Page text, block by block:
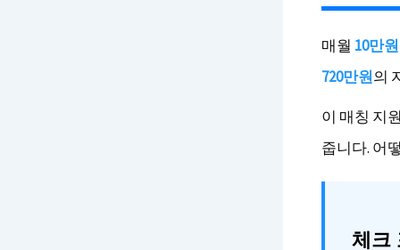
매월 10만원
720만원의
이 매칭 지
줍니다. 어
체크